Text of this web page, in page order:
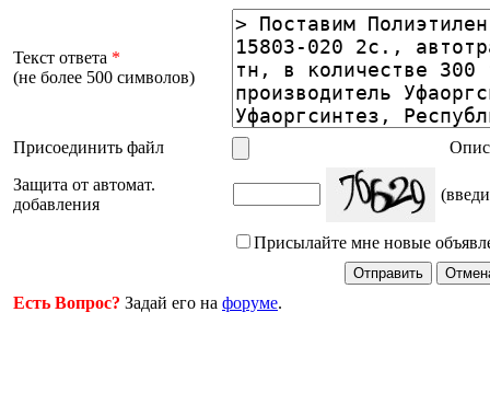
Текст ответа *
(не более 500 символов)
Присоединить файл
Защита от автомат.
добавления
Присылайте мне новые
Есть Вопрос? Задай его на форуме.